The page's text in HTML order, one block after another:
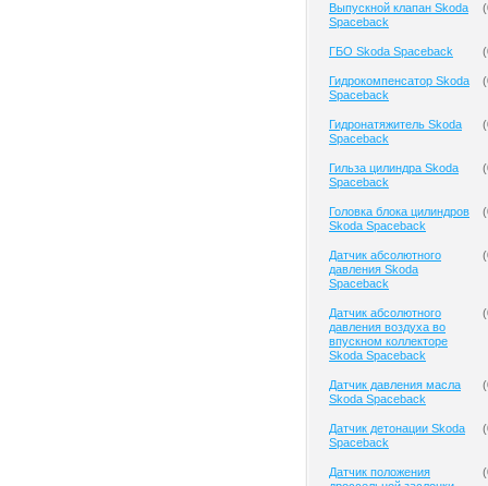
Выпускной клапан Skoda
Spaceback
(
ГБО Skoda Spaceback (
Гидрокомпенсатор Skoda
Spaceback
(
Гидронатяжитель Skoda
Spaceback
(
Гильза цилиндра Skoda
Spaceback
(
Головка блока цилиндров
Skoda Spaceback
(
Датчик абсолютного
давления Skoda
Spaceback
(
Датчик абсолютного
давления воздуха во
впускном коллекторе
Skoda Spaceback
(
Датчик давления масла
Skoda Spaceback
(
Датчик детонации Skoda
Spaceback
(
Датчик положения
(